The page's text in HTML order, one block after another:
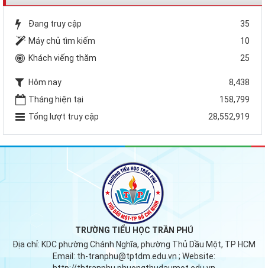
Đang truy cập
35
Máy chủ tìm kiếm
10
Khách viếng thăm
25
Hôm nay
8,438
Tháng hiện tại
158,799
Tổng lượt truy cập
28,552,919
TRƯỜNG TIỂU HỌC TRẦN PHÚ
Địa chỉ: KDC phường Chánh Nghĩa, phường Thủ Dầu Một, TP HCM
Email: th-tranphu@tptdm.edu.vn; Website: